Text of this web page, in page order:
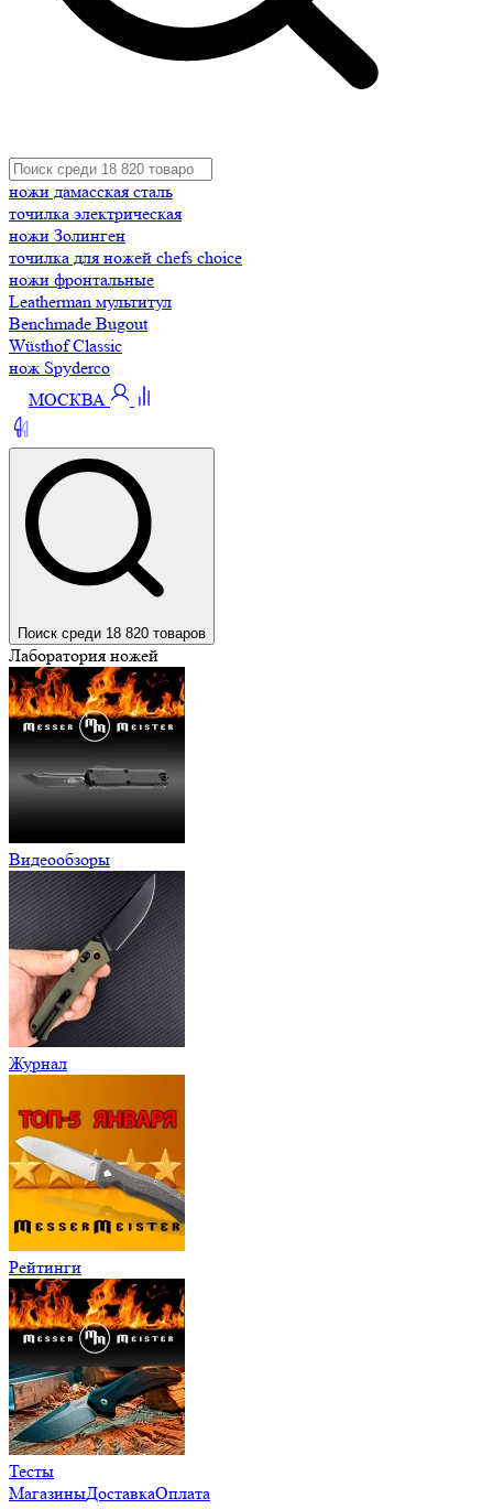
ножи дамасская сталь
точилка электрическая
ножи Золинген
точилка для ножей chefs choice
ножи фронтальные
Leatherman мультитул
Benchmade Bugout
Wüsthof Classic
нож Spyderco
МОСКВА
Поиск среди 18 820 товаров
Лаборатория ножей
Видеообзоры
Журнал
Рейтинги
Тесты
МагазиныДоставкаОплата